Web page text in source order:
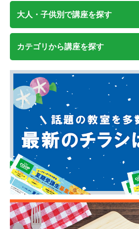
大人・子供別で講座を探す
カテゴリから講座を探す